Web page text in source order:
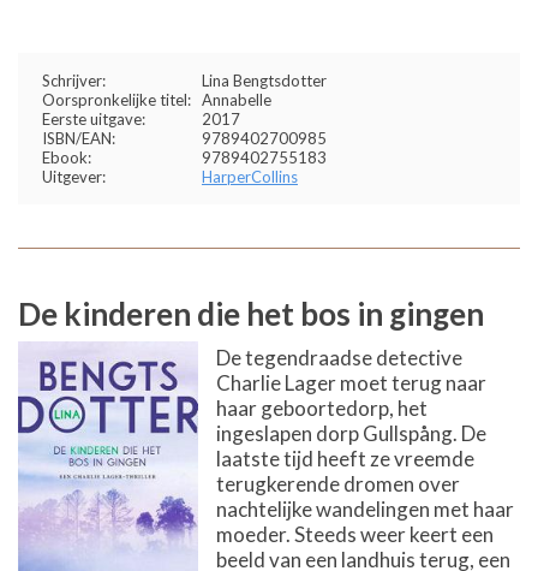
Schrijver:
Lina Bengtsdotter
Oorspronkelijke titel: Annabelle
Eerste uitgave:
2017
ISBN/EAN:
9789402700985
Ebook:
9789402755183
Uitgever:
HarperCollins
De kinderen die het bos in gingen
De tegendraadse detective
Charlie Lager moet terug naar
haar geboortedorp, het
ingeslapen dorp Gullspång. De
laatste tijd heeft ze vreemde
terugkerende dromen over
nachtelijke wandelingen met haar
moeder. Steeds weer keert een
beeld van een landhuis terug, een